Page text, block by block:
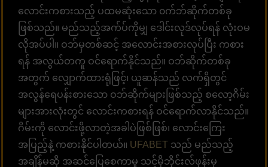
လောင်းကစားသည့် ပထမဆုံးသော ၀က်ဘ်ဆိုက်တစ်ခု
ဖြစ်သည်။ မည်သည့်အက်ပ်ကိုမျှ ဒေါင်းလုဒ်လုပ်ရန် လုံးဝမ
လိုအပ်ပါ။ ဝဘ်မှတစ်ဆင့် အလောင်းအစားလုပ်ပြီး ကစား
ရန် အလွယ်တကူ ဝင်ရောက်နိုင်သည်။ ဝဘ်ဆိုက်တစ်ခု
အတွက် လျှောက်ထားရုံဖြင့်၊ ယူဆန်သည် လက်ရှိတွင်
အလွန်ရေပန်းစားသော ဝဘ်ဆိုက်များဖြစ်သည့် စလော့ဂိမ်း
များအားလုံးတွင် လောင်းကစားရန် ဝင်ရောက်လာနိုင်သည်။
ဂိမ်းကို လောင်းဖို့လာတဲ့အခါပဲဖြစ်ဖြစ်၊ လောင်းကြေး
အပြည့်နဲ့ ကစားနိုင်ပါတယ်။ UFABET သည် မည်သည့်
အချိန်မဆို အဆင်ပြေစေကာမူ သင့်မိုဘိုင်းလ်ဖုန်းမှ